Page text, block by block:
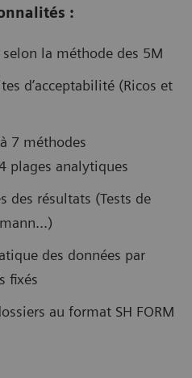
:
la méthode des 5M
d’acceptabilité (Ricos et
7 méthodes
plages analytiques
des résultats (Tests de
des données par
fixés
au format SH FORM